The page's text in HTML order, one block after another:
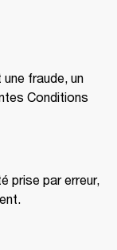
fraude, un
Conditions
prise par erreur,